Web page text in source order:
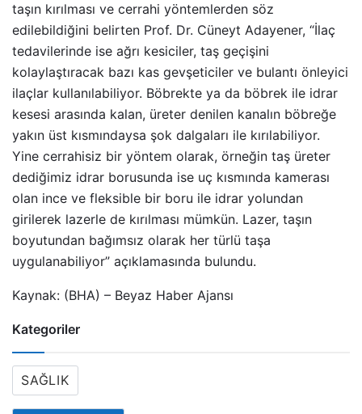
taşın kırılması ve cerrahi yöntemlerden söz
edilebildiğini belirten Prof. Dr. Cüneyt Adayener, “İlaç
tedavilerinde ise ağrı kesiciler, taş geçişini
kolaylaştıracak bazı kas gevşeticiler ve bulantı önleyici
ilaçlar kullanılabiliyor. Böbrekte ya da böbrek ile idrar
kesesi arasında kalan, üreter denilen kanalın böbreğe
yakın üst kısmındaysa şok dalgaları ile kırılabiliyor.
Yine cerrahisiz bir yöntem olarak, örneğin taş üreter
dediğimiz idrar borusunda ise uç kısmında kamerası
olan ince ve fleksible bir boru ile idrar yolundan
girilerek lazerle de kırılması mümkün. Lazer, taşın
boyutundan bağımsız olarak her türlü taşa
uygulanabiliyor” açıklamasında bulundu.
Kaynak: (BHA) – Beyaz Haber Ajansı
Kategoriler
SAĞLIK